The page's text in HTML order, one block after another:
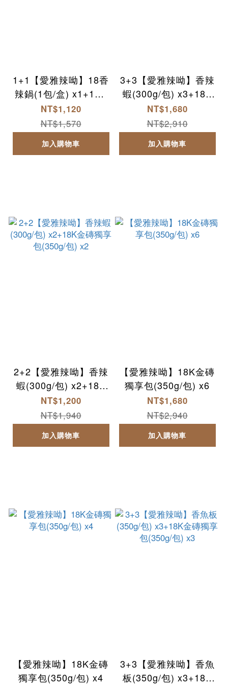
1+1【愛雅辣呦】18香
辣鍋(1包/盒) x1+18K
金磚獨享包(350g/包)
x1
NT$1,120
NT$1,570
加入購物車
3+3【愛雅辣呦】香辣
蝦(300g/包) x3+18K
金磚獨享包(350g/包)
x3
NT$1,680
NT$2,910
加入購物車
2+2【愛雅辣呦】香辣
蝦(300g/包) x2+18K
金磚獨享包(350g/包)
x2
NT$1,200
NT$1,940
加入購物車
【愛雅辣呦】18K金磚
獨享包(350g/包) x6
NT$1,680
NT$2,940
加入購物車
【愛雅辣呦】18K金磚
獨享包(350g/包) x4
3+3【愛雅辣呦】香魚
板(350g/包) x3+18K